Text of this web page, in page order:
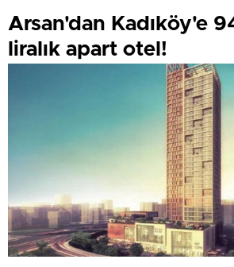
Arsan'dan Kadıköy'e
liralık apart otel!